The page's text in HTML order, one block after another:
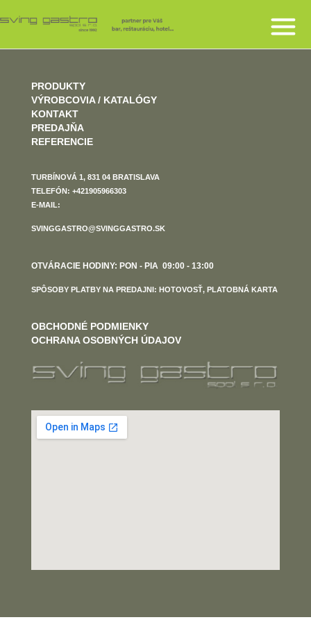
PRODUKTY
VÝROBCOVIA / KATALÓGY
KONTAKT
PREDAJŇA
REFERENCIE
TURBÍNOVÁ 1, 831 04 BRATISLAVA
TELEFÓN: +421905966303
E-MAIL:
SVINGGASTRO@SVINGGASTRO.SK
OTVÁRACIE HODINY: PON - PIA 09:00 - 13:00
SPÔSOBY PLATBY NA PREDAJNI: HOTOVOSŤ, PLATOBNÁ KARTA
OBCHODNÉ PODMIENKY
OCHRANA OSOBNÝCH ÚDAJOV